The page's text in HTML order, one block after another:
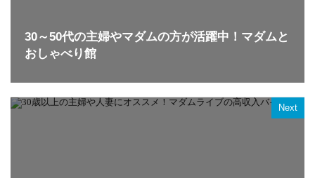
30～50代の主婦やマダムの方が活躍中！マダムと
おしゃべり館
Next